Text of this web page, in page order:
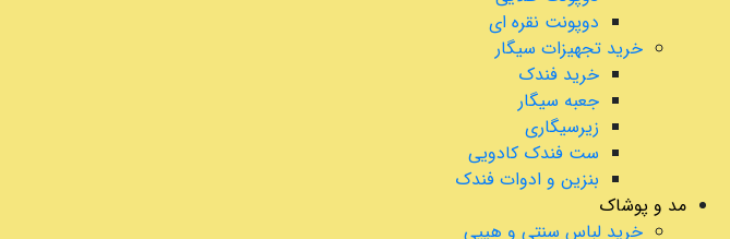
دوپونت نقره ای
خرید تجهیزات سیگار
خرید فندک
جعبه سیگار
زیرسیگاری
ست فندک کادویی
بنزین و ادوات فندک
مد و پوشاک
خرید لباس سنتی و هیپی